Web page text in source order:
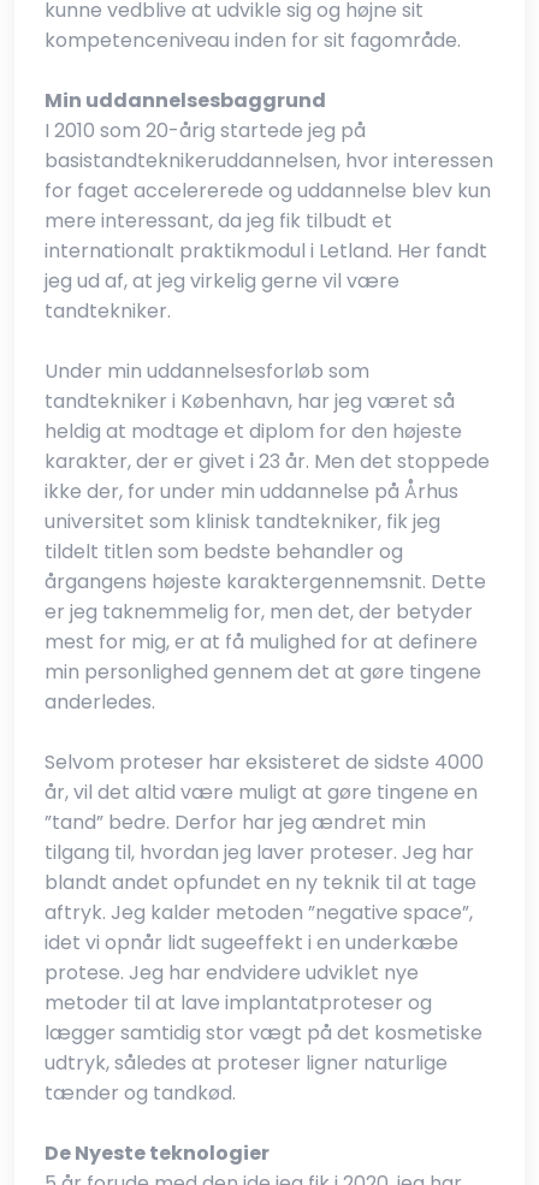
kunne vedblive at udvikle sig og højne sit
kompetenceniveau inden for sit fagområde.
Min uddannelsesbaggrund
I 2010 som 20-årig startede jeg på
basistandteknikeruddannelsen, hvor interessen
for faget accelererede og uddannelse blev kun
mere interessant, da jeg fik tilbudt et
internationalt praktikmodul i Letland. Her fandt
jeg ud af, at jeg virkelig gerne vil være
tandtekniker.
Under min uddannelsesforløb som
tandtekniker i København, har jeg været så
heldig at modtage et diplom for den højeste
karakter, der er givet i 23 år. Men det stoppede
ikke der, for under min uddannelse på Århus
universitet som klinisk tandtekniker, fik jeg
tildelt titlen som bedste behandler og
årgangens højeste karaktergennemsnit. Dette
er jeg taknemmelig for, men det, der betyder
mest for mig, er at få mulighed for at definere
min personlighed gennem det at gøre tingene
anderledes.
Selvom proteser har eksisteret de sidste 4000
år, vil det altid være muligt at gøre tingene en
”tand” bedre. Derfor har jeg ændret min
tilgang til, hvordan jeg laver proteser. Jeg har
blandt andet opfundet en ny teknik til at tage
aftryk. Jeg kalder metoden ”negative space”,
idet vi opnår lidt sugeeffekt i en underkæbe
protese. Jeg har endvidere udviklet nye
metoder til at lave implantatproteser og
lægger samtidig stor vægt på det kosmetiske
udtryk, således at proteser ligner naturlige
tænder og tandkød.
De Nyeste teknologier